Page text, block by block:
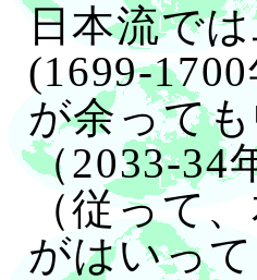
日本流で
(1699-
が余って
（2033-34
（従って
がはいっ